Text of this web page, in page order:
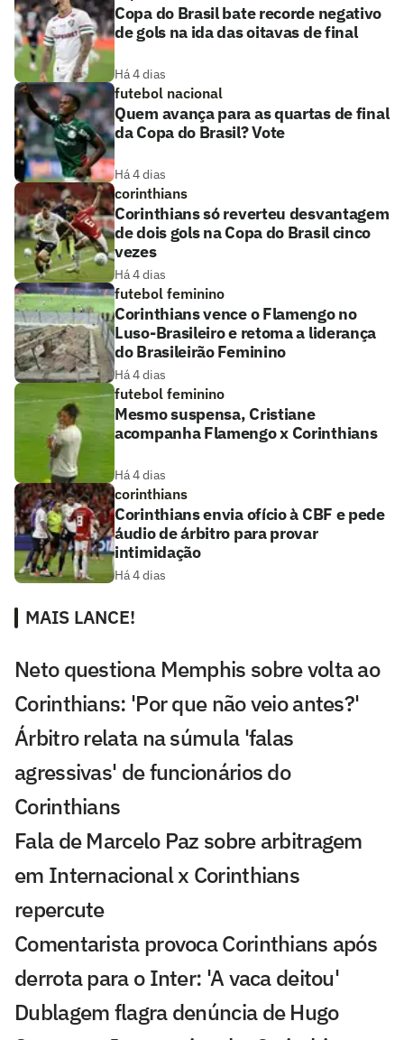
Copa do Brasil bate recorde negativo
de gols na ida das oitavas de final
Há 4 dias
futebol nacional
Quem avança para as quartas de final
da Copa do Brasil? Vote
Há 4 dias
corinthians
Corinthians só reverteu desvantagem
de dois gols na Copa do Brasil cinco
vezes
Há 4 dias
futebol feminino
Corinthians vence o Flamengo no
Luso-Brasileiro e retoma a liderança
do Brasileirão Feminino
Há 4 dias
futebol feminino
Mesmo suspensa, Cristiane
acompanha Flamengo x Corinthians
Há 4 dias
corinthians
Corinthians envia ofício à CBF e pede
áudio de árbitro para provar
intimidação
Há 4 dias
MAIS LANCE!
Neto questiona Memphis sobre volta ao
Corinthians: 'Por que não veio antes?'
Árbitro relata na súmula 'falas
agressivas' de funcionários do
Corinthians
Fala de Marcelo Paz sobre arbitragem
em Internacional x Corinthians
repercute
Comentarista provoca Corinthians após
derrota para o Inter: 'A vaca deitou'
Dublagem flagra denúncia de Hugo